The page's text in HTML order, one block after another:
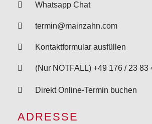
Whatsapp Chat
termin@mainzahn.com
Kontaktformular ausfüllen
(Nur NOTFALL) +49 176 / 23 83
Direkt Online-Termin buchen
ADRESSE